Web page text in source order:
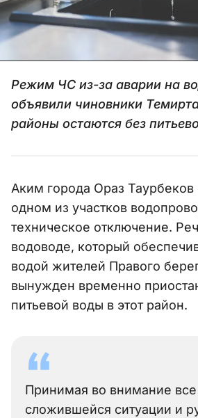
Режим ЧС из-за аварии на
объявили чиновники
районы остаются без
Аким города Ораз Таурбеков
одном из участков
техническое отключение.
водоводе, который
водой жителей Правого
вынужден временно
питьевой воды в этот район.
Принимая во внимание все
сложившейся ситуации и